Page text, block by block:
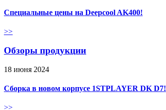
Специальные цены на Deepcool AK400!
>>
Обзоры продукции
18 июня 2024
Сборка в новом корпусе 1STPLAYER DK D7!
>>